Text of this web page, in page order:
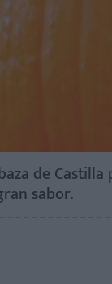
de
sabor.